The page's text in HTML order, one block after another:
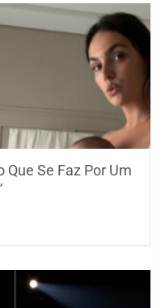
Que Se Faz Por Um